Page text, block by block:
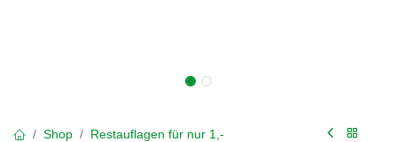
Shop
Restauflagen für nur 1,-